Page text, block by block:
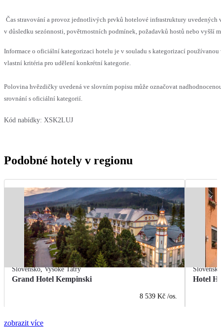
Čas stravování a provoz jednotlivých prvků hotelové infrastruktury uvedených
v důsledku sezónnosti, povětrnostních podmínek, požadavků hostů nebo vyšší
Informace o oficiální kategorizaci hotelu je v souladu s kategorizací používanou
vlastní kritéria pro udělení konkrétní kategorie.
Polovina hvězdičky uvedená ve slovním popisu může označovat
srovnání s oficiální kategorií.
Kód nabídky: XSK2LUJ
Podobné hotely v regionu
Slovensko,Vysoké Tatry
Grand Hotel Kempinski
8 539 Kč /os.
Hotel
zobrazit více